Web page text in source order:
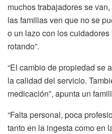
muchos trabajadores se
las familias ven que no se
o un lazo con los cuidadores
rotando”.
“El cambio de propiedad se
la calidad del servicio.
medicación”, apunta un
“Falta personal, poca
tanto en la ingesta como en